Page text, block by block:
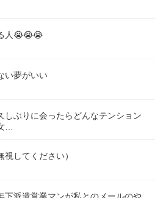
人😭😭😭
い夢がいい
しぶりに会ったらどんなテンション
…
してください）